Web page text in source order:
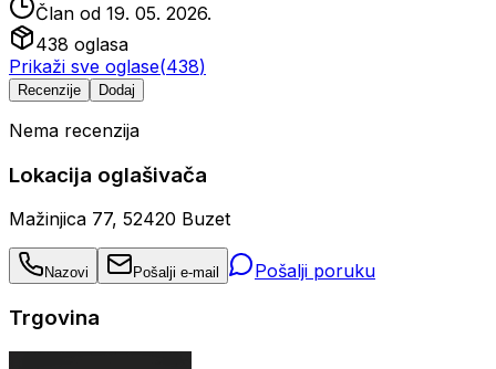
Član od 19. 05. 2026.
438 oglasa
Prikaži sve oglase(438)
Recenzije Dodaj
Nema recenzija
Lokacija oglašivača
Mažinjica 77, 52420 Buzet
Nazovi Pošalji e-mail Pošalji poruku
Trgovina